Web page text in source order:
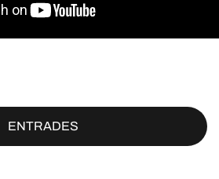
ENTRADES